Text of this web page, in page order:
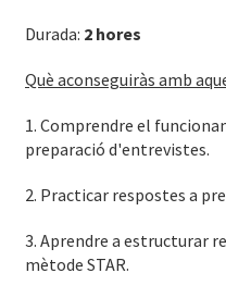
Durada: 2 hores
Què aconseguiràs amb
1. Comprendre el
preparació d'entrevistes.
2. Practicar respostes a
3. Aprendre a estructurar
mètode STAR.